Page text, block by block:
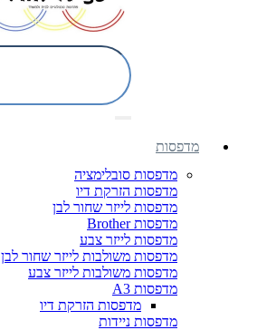
מדפסות
מדפסות סובלימציה
מדפסות הזרקת דיו
מדפסות לייזר שחור לבן
מדפסות Brother
מדפסות לייזר צבע
מדפסות משולבות לייזר שחור לבן
מדפסות משולבות לייזר צבע
מדפסות A3
מדפסות הזרקת דיו
מדפסות ניידות